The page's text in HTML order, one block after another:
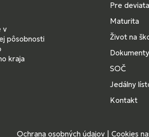
v
pôsobnosti
kraja
Pre
Maturita
Život na
Dokumenty
SOČ
Jedálny
Kontakt
Ochrana osobných údajov| Cookies